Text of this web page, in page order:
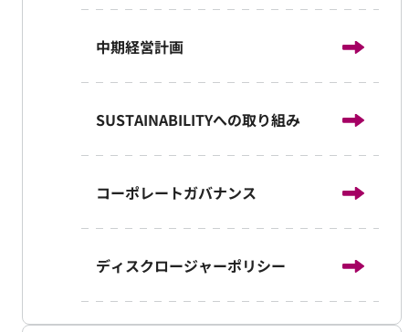
中期経営計画
SUSTAINABILITYへの取り組み
コーポレートガバナンス
ディスクロージャーポリシー